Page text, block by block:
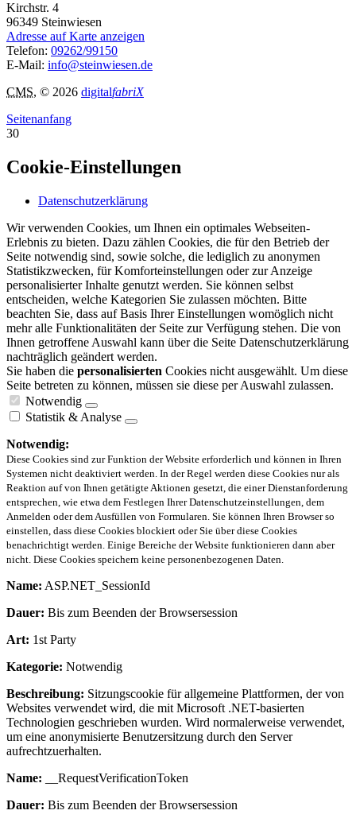
Kirchstr. 4
96349 Steinwiesen
Adresse auf Karte anzeigen
Telefon: 09262/99150
E-Mail: info@steinwiesen.de
CMS, © 2026 digitalfabriX
Seitenanfang
30
Cookie-Einstellungen
Datenschutzerklärung
Wir verwenden Cookies, um Ihnen ein optimales Webseiten-
Erlebnis zu bieten. Dazu zählen Cookies, die für den Betrieb der
Seite notwendig sind, sowie solche, die lediglich zu anonymen
Statistikzwecken, für Komforteinstellungen oder zur Anzeige
personalisierter Inhalte genutzt werden. Sie können selbst
entscheiden, welche Kategorien Sie zulassen möchten. Bitte
beachten Sie, dass auf Basis Ihrer Einstellungen womöglich nicht
mehr alle Funktionalitäten der Seite zur Verfügung stehen. Die von
Ihnen getroffene Auswahl kann über die Seite Datenschutzerklärung
nachträglich geändert werden.
Sie haben die personalisierten Cookies nicht ausgewählt. Um diese
Seite betreten zu können, müssen sie diese per Auswahl zulassen.
Notwendig
Statistik & Analyse
Notwendig:
Diese Cookies sind zur Funktion der Website erforderlich und können in Ihren
Systemen nicht deaktiviert werden. In der Regel werden diese Cookies nur als
Reaktion auf von Ihnen getätigte Aktionen gesetzt, die einer Dienstanforderung
entsprechen, wie etwa dem Festlegen Ihrer Datenschutzeinstellungen, dem
Anmelden oder dem Ausfüllen von Formularen. Sie können Ihren Browser so
einstellen, dass diese Cookies blockiert oder Sie über diese Cookies
benachrichtigt werden. Einige Bereiche der Website funktionieren dann aber
nicht. Diese Cookies speichern keine personenbezogenen Daten.
Name: ASP.NET_SessionId
Dauer: Bis zum Beenden der Browsersession
Art: 1st Party
Kategorie: Notwendig
Beschreibung: Sitzungscookie für allgemeine Plattformen, der von
Websites verwendet wird, die mit Microsoft .NET-basierten
Technologien geschrieben wurden. Wird normalerweise verwendet,
um eine anonymisierte Benutzersitzung durch den Server
aufrechtzuerhalten.
Name: __RequestVerificationToken
Dauer: Bis zum Beenden der Browsersession